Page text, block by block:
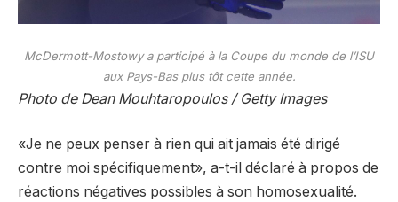
McDermott-Mostowy a participé à la Coupe du monde de l’ISU
aux Pays-Bas plus tôt cette année.
Photo de Dean Mouhtaropoulos / Getty Images
«Je ne peux penser à rien qui ait jamais été dirigé
contre moi spécifiquement», a-t-il déclaré à propos de
réactions négatives possibles à son homosexualité.